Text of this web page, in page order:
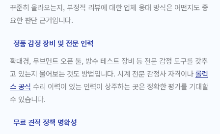
꾸준히 올라오는지, 부정적 리뷰에 대한 업체 응대 방식은 어떤지도 중
요한 판단 근거입니다.
정품 감정 장비 및 전문 인력
확대경, 무브먼트 오픈 툴, 방수 테스트 장비 등 전문 감정 도구를 갖추
고 있는지 물어보는 것도 방법입니다. 시계 전문 감정사 자격이나롤렉
스 공식 수리 이력이 있는 인력이 상주하는 곳은 정확한 평가를 기대할
수 있습니다.
무료 견적 정책 명확성